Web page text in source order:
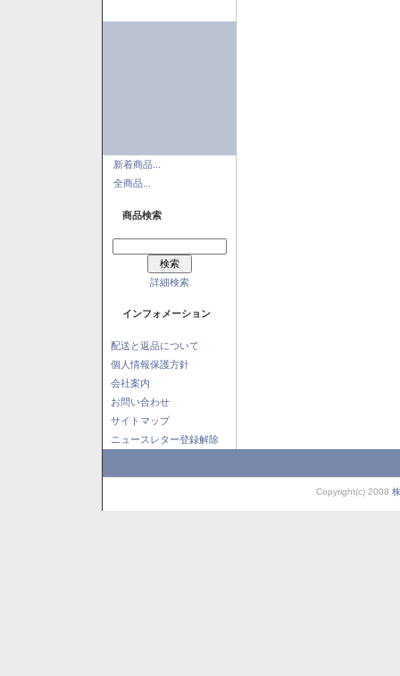
新着商品...
全商品...
商品検索
詳細検索
インフォメーション
配送と返品について
個人情報保護方針
会社案内
お問い合わせ
サイトマップ
ニュースレター登録解除
Copyright(c) 2008